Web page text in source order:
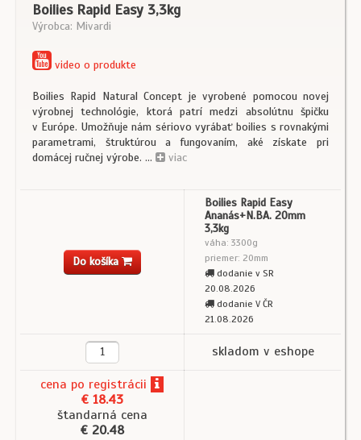
Boilies Rapid Easy 3,3kg
Výrobca: Mivardi
video o produkte
Boilies Rapid Natural Concept je vyrobené pomocou novej
výrobnej technológie, ktorá patrí medzi absolútnu špičku
v Európe. Umožňuje nám sériovo vyrábať boilies s rovnakými
parametrami, štruktúrou a fungovaním, aké získate pri
domácej ručnej výrobe. ...
viac
Do košíka
Boilies Rapid Easy
Ananás+N.BA. 20mm
3,3kg
váha: 3300g
priemer: 20mm
dodanie v SR
20.08.2026
dodanie V ČR
21.08.2026
skladom v eshope
cena po registrácii
€ 18.43
štandarná cena
€ 20.48